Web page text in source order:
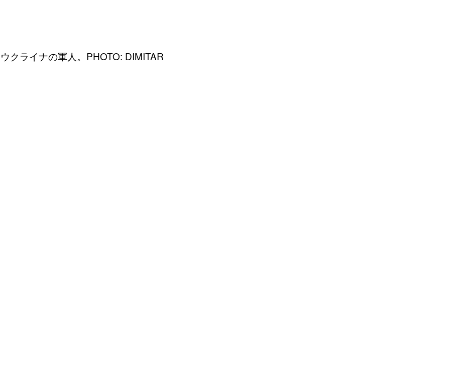
クライナの軍人。PHOTO: DIMITAR